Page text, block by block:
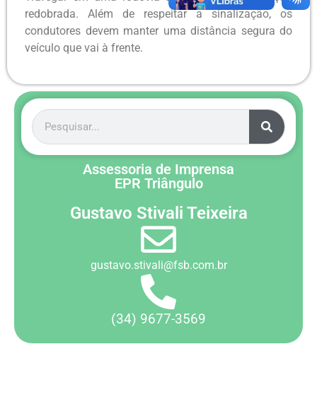
Assessoria de Imprensa
EPR Triângulo
Gustavo Stivali Teixeira
gustavo.stivali@fsb.com.br
(34) 9677-3569
redobrada. Além de respeitar a sinalização, os
condutores devem manter uma distância segura do
veículo que vai à frente.